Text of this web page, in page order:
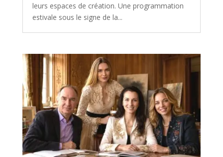
leurs espaces de création. Une programmation
estivale sous le signe de la...